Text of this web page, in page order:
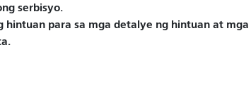
serbisyo.
para sa mga detalye ng hintuan at